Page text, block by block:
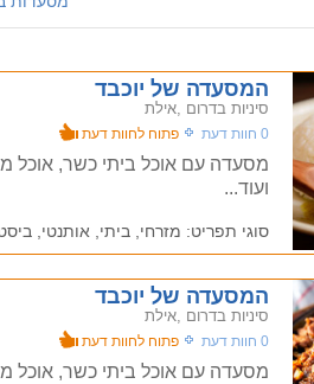
המסעדה של יוכבד
סיניות בדרום ,אילת
0 חוות דעת פתוח לחוות דעת
מסעדה עם אוכל ביתי כשר, אוכל
ועוד...
סוגי תפריט: מזרחי, ביתי, אותנטי,
המסעדה של יוכבד
סיניות בדרום ,אילת
0 חוות דעת פתוח לחוות דעת
מסעדה עם אוכל ביתי כשר, אוכל